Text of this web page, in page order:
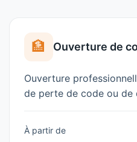
🏦 Ouverture de
Ouverture
de perte de code ou de
À partir de